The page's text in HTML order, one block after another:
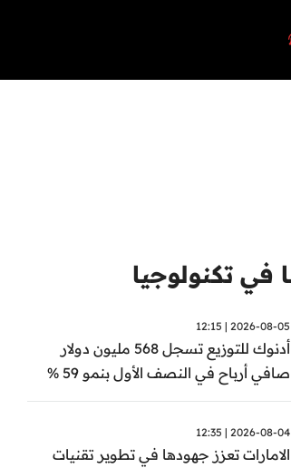
في تكنولوجيا
2026-08-05 | 12:15
أدنوك للتوزيع تسجل 568 مليون دولار
صافي أرباح في النصف الأول بنمو 59 %
2026-08-04 | 12:35
الامارات تعزز جهودها في تطوير تقنيات